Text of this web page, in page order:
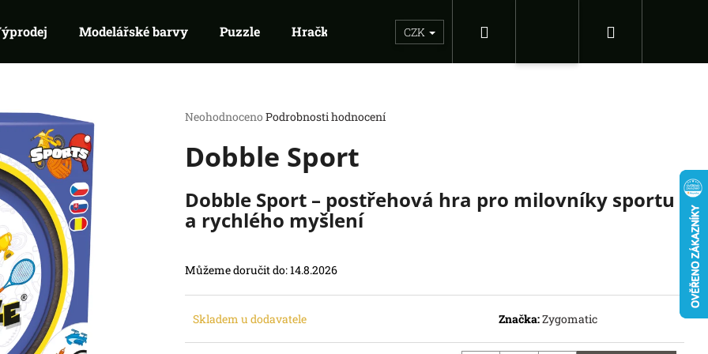
Modelářské barvy Puzzle Hračky Sběratelské figurky Dárkové inspirace
CZK
Přihlášení
Průměrné
produktu
je
z
5
hvězdiček.
Neohodnoceno Podrobnosti hodnocení
Dobble Sport
Dobble Sport – postřehová hra pro milovníky sportu
a rychlého myšlení
Můžeme doručit do:14.8.2026
Skladem u dodavatele Značka:Zygomatic
HLEDAT
Doporučujeme
08: ASHES OF THE EMPIRE -
RIFTBOUND: LEAGUE OF LEGENDS